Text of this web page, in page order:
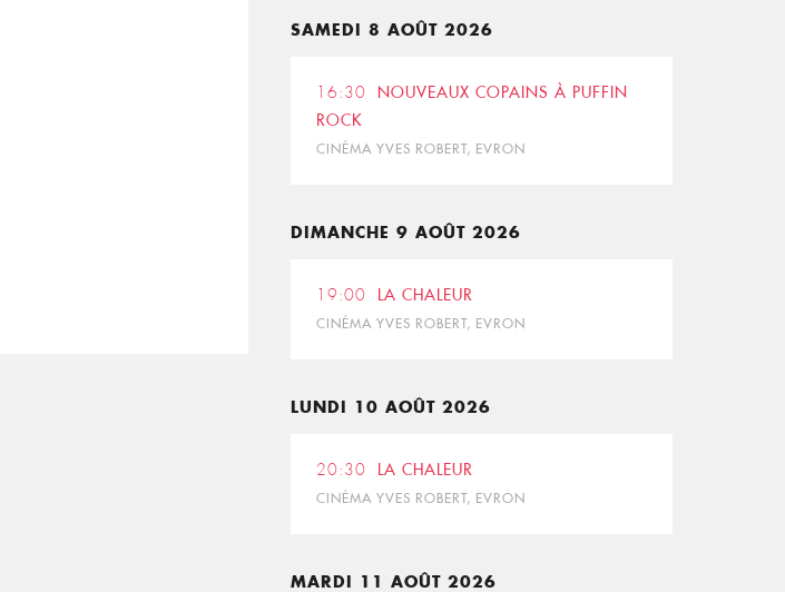
SAMEDI 8 AOÛT 2026
16:30
NOUVEAUX COPAINS À PUFFIN
ROCK
CINÉMA YVES ROBERT, EVRON
DIMANCHE 9 AOÛT 2026
19:00 LA CHALEUR
CINÉMA YVES ROBERT, EVRON
LUNDI 10 AOÛT 2026
20:30 LA CHALEUR
CINÉMA YVES ROBERT, EVRON
MARDI 11 AOÛT 2026